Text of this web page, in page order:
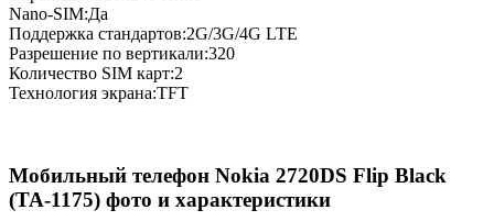
Nano-SIM:Да
Поддержка стандартов:2G/3G/4G LTE
Разрешение по вертикали:320
Количество SIM карт:2
Технология экрана:TFT
Мобильный телефон Nokia 2720DS Flip Black
(TA-1175) фото и характеристики